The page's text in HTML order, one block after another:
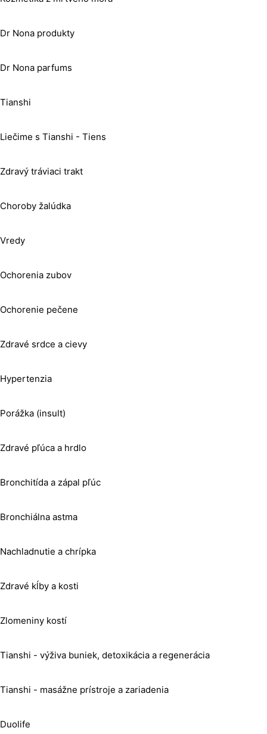
Dr Nona produkty
Dr Nona parfums
Tianshi
Liečime s Tianshi - Tiens
Zdravý tráviaci trakt
Choroby žalúdka
Vredy
Ochorenia zubov
Ochorenie pečene
Zdravé srdce a cievy
Hypertenzia
Porážka (insult)
Zdravé pľúca a hrdlo
Bronchitída a zápal pľúc
Bronchiálna astma
Nachladnutie a chrípka
Zdravé kĺby a kosti
Zlomeniny kostí
Tianshi - výživa buniek, detoxikácia a regenerácia
Tianshi - masážne prístroje a zariadenia
Duolife